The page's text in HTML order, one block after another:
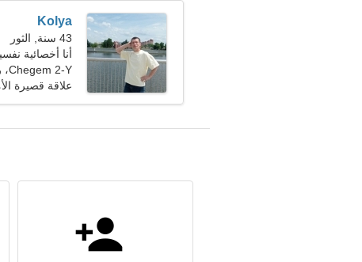
Kolya
43 سنة, الثور
أنا أخصائية
Chegem 2-Y، روسيا
علاقة قصيرة